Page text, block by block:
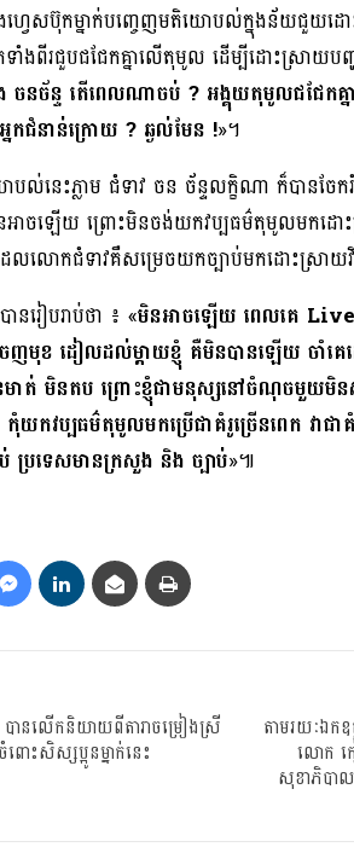
ហ្វេសប៊ុកម្នាក់បញ្ចេញមតិយោបល់ក្នុងន័យជួយដោ
ពីរជួបជជែកគ្នាលើតុមូល ដើម្បីដោះស្រាយបញ្ហ
ចនច័ន្ទ តើពេលណាចប់ ? អង្គុយតុមូលជជែកគ្នា
ជំនាន់ក្រោយ ? ឆ្ងល់មែន !»។
េះភ្លាម ជំទាវ ចន ច័ន្ទលក្ខិណា ក៏បានចែ
ចឡើយ ព្រោះមិនចង់យកវប្បធម៌តុមូលមកដោះស្រ
ែលលោកជំទាវគឺសម្រេចយកច្បាប់មកដោះស្រា
នរៀបរាប់ថា ៖ «មិនអាចឡើយ ពេលគេ Live ពី
នកចេញមុខ ដៀលដល់ម្តាយខ្ញុំ គឺមិនបានឡើយ ច
ាត់ មិនតប ព្រោះខ្ញុំជាមនុស្សនៅចំណុចមួយ
កវប្បធម៌តុមូលមកប្រើជាគំរូច្រើនពេក វាជ
ប្រទេសមានក្រសួង និង ច្បាប់»៕
នលើកនិយាយពីតារាចម្រៀងស្រី
ះសិស្សប្អូនម្នាក់នេះ
តាមរយៈ​ឯក
លោក​ ក
សុខាភិបាល